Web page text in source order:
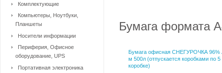
Бумага формата
Бумага офисная СНЕГУРОЧКА 96%
м 500л (отпускается коробками по 5
коробке)
Комплектующие
Компьютеры, Ноутбуки,
Планшеты
Носители информации
Периферия, Офисное
оборудование, UPS
Портативная электроника